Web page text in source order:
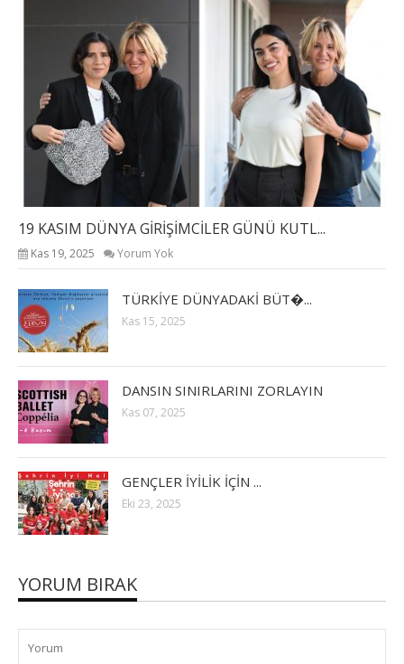
19 KASIM DÜNYA GİRİŞİMCİLER GÜNÜ KUTL...
Kas 19, 2025 Yorum Yok
TÜRKİYE DÜNYADAKİ BÜT�...
Kas 15, 2025
DANSIN SINIRLARINI ZORLAYIN
Kas 07, 2025
GENÇLER İYİLİK İÇİN ...
Eki 23, 2025
YORUM BIRAK